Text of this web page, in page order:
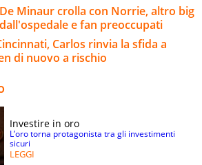
Minaur crolla con Norrie, altro big
e fan preoccupati
Carlos rinvia la sfida a
di nuovo a rischio
Investire in oro
L’oro torna protagonista tra gli investimenti
sicuri
LEGGI